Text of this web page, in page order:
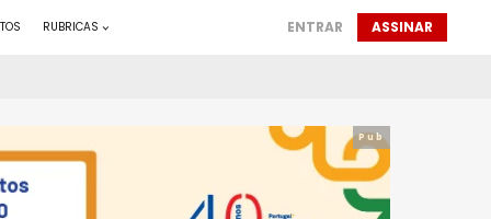
RUBRICAS ENTRAR ASSINAR
Pub